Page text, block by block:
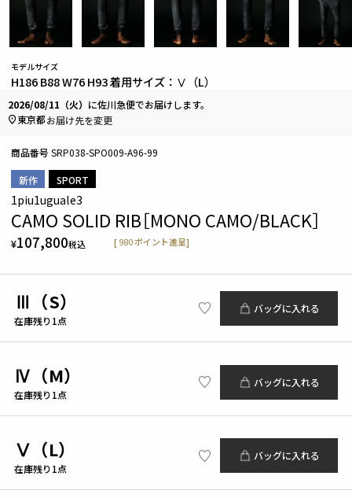
新作 SPORT
モデルサイズ
H186 B88 W76 H93 着用サイズ：Ⅴ（L）
1piu1uguale3
CAMO SOLID RIB［MONO CAMO/BLACK］
¥107,800税込 [ 980 ポイント進呈]
商品番号 SRP038-SPO009-A96-99
Ⅲ（S）
在庫残り1点
バッグに入れる
Ⅳ（M）
在庫残り1点
バッグに入れる
Ⅴ（L）
在庫残り1点
バッグに入れる
2026/08/11（火） に佐川急便でお届けします。
東京都お届け先を変更